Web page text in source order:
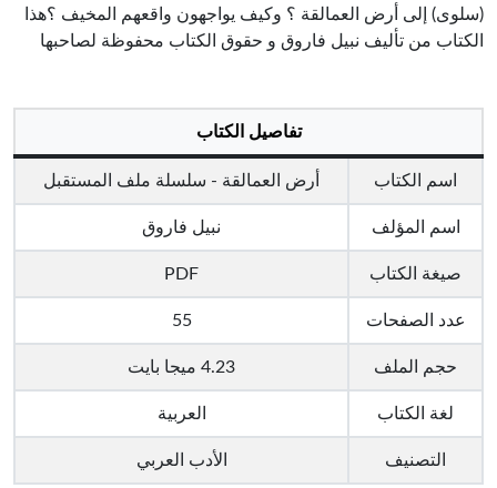
(سلوى) إلى أرض العمالقة ؟ وكيف يواجهون واقعهم المخيف ؟هذا
الكتاب من تأليف نبيل فاروق و حقوق الكتاب محفوظة لصاحبها
تفاصيل الكتاب
اسم الكتاب أرض العمالقة - سلسلة ملف المستقبل
اسم المؤلف نبيل فاروق
صيغة الكتاب PDF
عدد الصفحات 55
حجم الملف 4.23 ميجا بايت
لغة الكتاب العربية
التصنيف الأدب العربي